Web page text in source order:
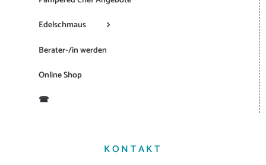
Edelschmaus
Berater-/in werden
Online Shop
☎
KONTAKT